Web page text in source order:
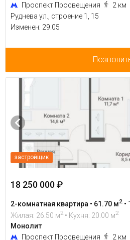
Проспект Просвещения
2 км
Руднева ул., строение 1, 15
Изменен: 29.05
застройщик
18 250 000 ₽
2-комнатная квартира • 61.70 м2 •
Жилая: 26.50 м2 • Кухня: 20.00 м2
Монолит
Проспект Просвещения
2 км